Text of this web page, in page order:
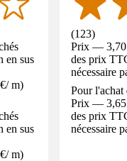
en sus
/ m)
en sus
/ m)
(123)
Prix — 3,70
des prix
nécessaire
Pour l'achat
Prix — 3,65
des prix
nécessaire